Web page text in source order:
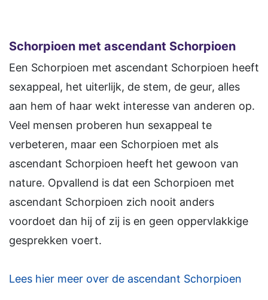
Schorpioen met ascendant Schorpioen
Een Schorpioen met ascendant Schorpioen heeft
sexappeal, het uiterlijk, de stem, de geur, alles
aan hem of haar wekt interesse van anderen op.
Veel mensen proberen hun sexappeal te
verbeteren, maar een Schorpioen met als
ascendant Schorpioen heeft het gewoon van
nature. Opvallend is dat een Schorpioen met
ascendant Schorpioen zich nooit anders
voordoet dan hij of zij is en geen oppervlakkige
gesprekken voert.
Lees hier meer over de ascendant Schorpioen